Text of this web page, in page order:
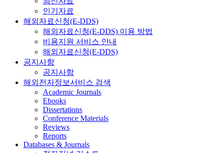
인기자료
해외자료신청(E-DDS)
해외자료신청(E-DDS) 이용 방법
비용지원 서비스 안내
해외자료신청(E-DDS)
공지사항
공지사항
해외전자정보서비스 검색
Academic Journals
Ebooks
Dissertations
Conference Materials
Reviews
Reports
Databases & Journals